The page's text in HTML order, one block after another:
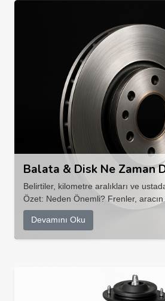
Balata & Disk Ne Zaman
Belirtiler, kilometre aralıkları ve
Özet: Neden Önemli? Frenler, aracın
Devamını Oku